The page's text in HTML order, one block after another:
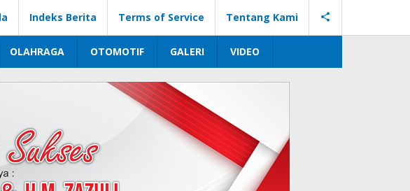
Indeks Berita Terms of Service Tentang Kami
OLAHRAGA OTOMOTIF GALERI VIDEO